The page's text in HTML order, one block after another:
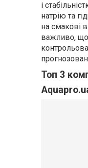
і
натрію та
на смакові
важливо,
Топ 3